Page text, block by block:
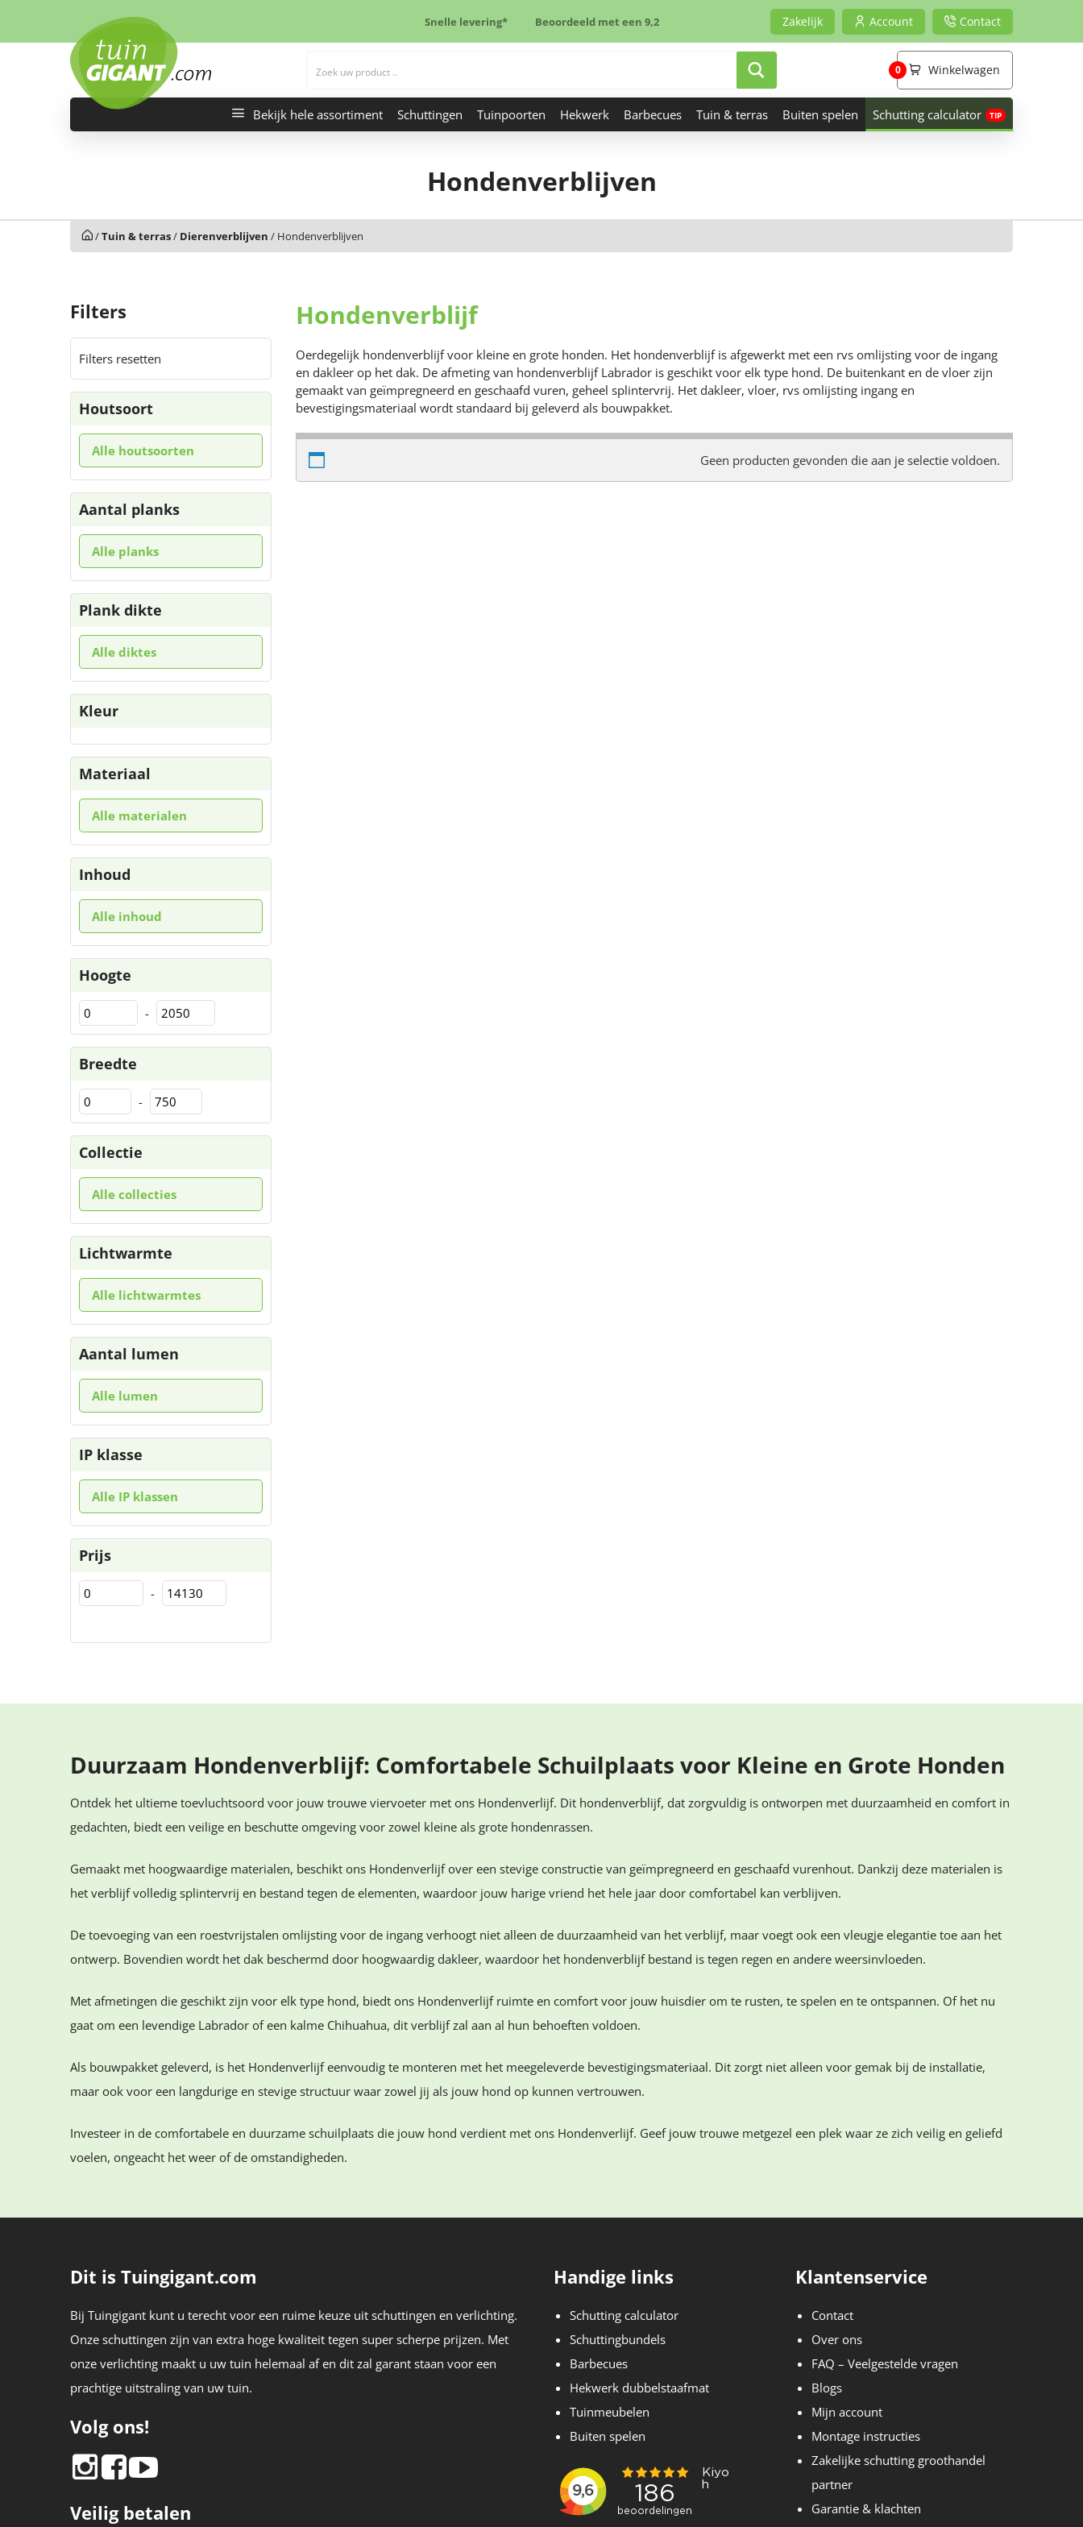
Snelle levering* Beoordeeld met een 9,2 Zakelijk Account Contact
Winkelwagen
0
Bekijk hele assortiment Schuttingen Tuinpoorten Hekwerk Barbecues Tuin & terras Buiten spelen Schutting calculator
Hondenverblijven
/Tuin & terras/ Dierenverblijven / Hondenverblijven
Filters
Filters resetten
Houtsoort
Alle houtsoorten
Aantal planks
Alle planks
Plank dikte
Alle diktes
Kleur
Materiaal
Alle materialen
Inhoud
Alle inhoud
Hoogte
-
Breedte
-
Collectie
Alle collecties
Lichtwarmte
Alle lichtwarmtes
Aantal lumen
Alle lumen
IP klasse
Alle IP klassen
Prijs
-
Hondenverblijf
Oerdegelijk hondenverblijf voor kleine en grote honden. Het hondenverblijf is afgewerkt met een rvs omlijsting voor de ingang
en dakleer op het dak. De afmeting van hondenverblijf Labrador is geschikt voor elk type hond. De buitenkant en de vloer zijn
gemaakt van geïmpregneerd en geschaafd vuren, geheel splintervrij. Het dakleer, vloer, rvs omlijsting ingang en
bevestigingsmateriaal wordt standaard bij geleverd als bouwpakket.
Geen producten gevonden die aan je selectie voldoen.
Duurzaam Hondenverblijf: Comfortabele Schuilplaats voor Kleine en Grote Honden
Ontdek het ultieme toevluchtsoord voor jouw trouwe viervoeter met ons Hondenverlijf. Dit hondenverblijf, dat zorgvuldig is ontworpen met duurzaamheid en comfort in
gedachten, biedt een veilige en beschutte omgeving voor zowel kleine als grote hondenrassen.
Gemaakt met hoogwaardige materialen, beschikt ons Hondenverlijf over een stevige constructie van geïmpregneerd en geschaafd vurenhout. Dankzij deze materialen is
het verblijf volledig splintervrij en bestand tegen de elementen, waardoor jouw harige vriend het hele jaar door comfortabel kan verblijven.
De toevoeging van een roestvrijstalen omlijsting voor de ingang verhoogt niet alleen de duurzaamheid van het verblijf, maar voegt ook een vleugje elegantie toe aan het
ontwerp. Bovendien wordt het dak beschermd door hoogwaardig dakleer, waardoor het hondenverblijf bestand is tegen regen en andere weersinvloeden.
Met afmetingen die geschikt zijn voor elk type hond, biedt ons Hondenverlijf ruimte en comfort voor jouw huisdier om te rusten, te spelen en te ontspannen. Of het nu
gaat om een levendige Labrador of een kalme Chihuahua, dit verblijf zal aan al hun behoeften voldoen.
Als bouwpakket geleverd, is het Hondenverlijf eenvoudig te monteren met het meegeleverde bevestigingsmateriaal. Dit zorgt niet alleen voor gemak bij de installatie,
maar ook voor een langdurige en stevige structuur waar zowel jij als jouw hond op kunnen vertrouwen.
Investeer in de comfortabele en duurzame schuilplaats die jouw hond verdient met ons Hondenverlijf. Geef jouw trouwe metgezel een plek waar ze zich veilig en geliefd
voelen, ongeacht het weer of de omstandigheden.
Dit is Tuingigant.com
Bij Tuingigant kunt u terecht voor een ruime keuze uit schuttingen en verlichting.
Onze schuttingen zijn van extra hoge kwaliteit tegen super scherpe prijzen. Met
onze verlichting maakt u uw tuin helemaal af en dit zal garant staan voor een
prachtige uitstraling van uw tuin.
Volg ons!
Veilig betalen
Handige links
Schutting calculator
Schuttingbundels
Barbecues
Hekwerk dubbelstaafmat
Tuinmeubelen
Buiten spelen
Klantenservice
Contact
Over ons
FAQ – Veelgestelde vragen
Blogs
Mijn account
Montage instructies
Zakelijke schutting groothandel
partner
Garantie & klachten